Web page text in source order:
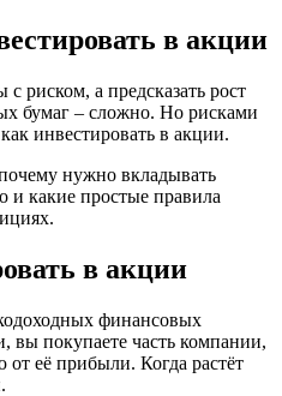
в акции
риском, а предсказать рост
бумаг – сложно. Но рисками
инвестировать в акции.
нужно вкладывать
и какие простые правила
в акции
финансовых
вы покупаете часть компании,
от её прибыли. Когда растёт